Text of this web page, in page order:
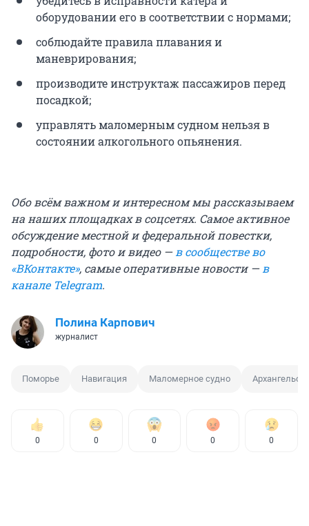
оборудовании его в соответствии с нормами;
соблюдайте правила плавания и
маневрирования;
производите инструктаж пассажиров перед
посадкой;
управлять маломерным судном нельзя в
состоянии алкогольного опьянения.
Обо всём важном и интересном мы рассказываем
на наших площадках в соцсетях. Самое активное
обсуждение местной и федеральной повестки,
подробности, фото и видео —в сообществе во
«ВКонтакте», самые оперативные новости —в
канале Telegram.
Полина Карпович
журналист
Поморье Навигация Маломерное судно Архангельск
0 0 0 0 0